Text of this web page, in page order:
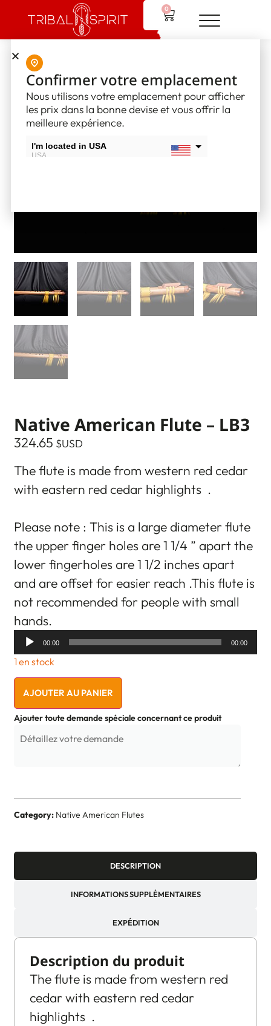
0
Home/
Native American Flute – LB3
324.65 $USD
The flute is made from western red cedar
with eastern red cedar highlights .
Please note : This is a large diameter flute
the upper finger holes are 1 1/4 ” apart the
lower fingerholes are 1 1/2 inches apart
and are offset for easier reach .This flute is
not recommended for people with small
hands.
Audio
Player
00:00 00:00
1 en stock
AJOUTER AU PANIER
Ajouter toute demande spéciale concernant ce produit
Category: Native American Flutes
DESCRIPTION
INFORMATIONS SUPPLÉMENTAIRES
EXPÉDITION
Description du produit
The flute is made from western red
cedar with eastern red cedar
highlights .
Confirmer votre emplacement
Nous utilisons votre emplacement pour afficher
les prix dans la bonne devise et vous offrir la
meilleure expérience.
I'm located in USA
USA